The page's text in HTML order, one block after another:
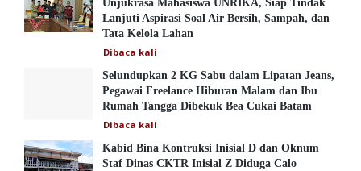
Unjukrasa Mahasiswa UNRIKA, Siap Tindak
Lanjuti Aspirasi Soal Air Bersih, Sampah, dan
Tata Kelola Lahan
Dibaca kali
Selundupkan 2 KG Sabu dalam Lipatan Jeans,
Pegawai Freelance Hiburan Malam dan Ibu
Rumah Tangga Dibekuk Bea Cukai Batam
Dibaca kali
Kabid Bina Kontruksi Inisial D dan Oknum
Staf Dinas CKTR Inisial Z Diduga Calo